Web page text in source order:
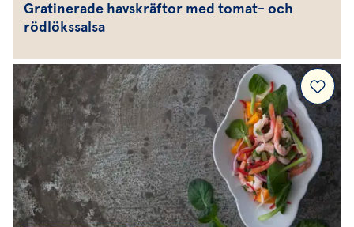
Gratinerade havskräftor med tomat- och
rödlökssalsa